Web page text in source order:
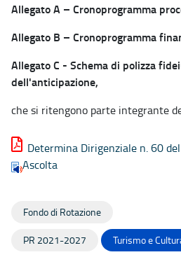
Allegato A – Cronoprogramma
Allegato B – Cronoprogramma
Allegato C - Schema di polizza
dell'anticipazione,
che si ritengono parte integrante
Determina Dirigenziale n. 60
Ascolta
Fondo di Rotazione
PR 2021-2027
Turismo e